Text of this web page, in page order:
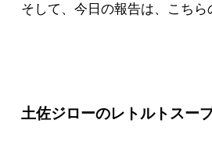
そして、今日の報告は、こちら
土佐ジローのレトルトスー